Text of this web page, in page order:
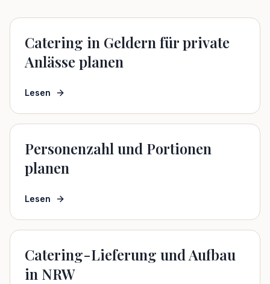
Catering in Geldern für private
Anlässe planen
Lesen
Personenzahl und Portionen
planen
Lesen
Catering-Lieferung und Aufbau
in NRW